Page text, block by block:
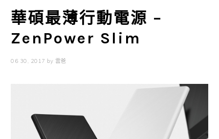
華碩最薄行動電源 –
ZenPower Slim
06 30, 2017 by 雲爸